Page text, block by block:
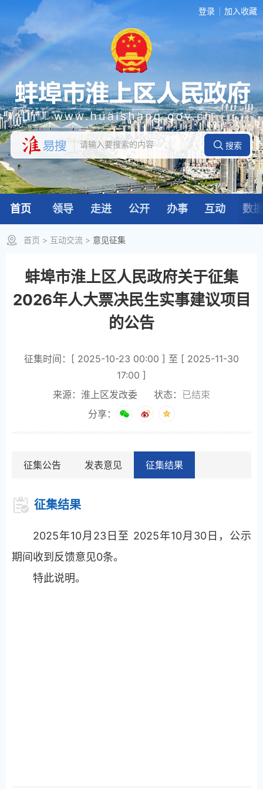
登录 加入收藏
首页 领导 走进 公开 办事 互动 数
首页 > 互动交流 > 意见征集
蚌埠市淮上区人民政府关于征集
2026年人大票决民生实事建议项目
的公告
征集时间：[ 2025-10-23 00:00 ] 至 [ 2025-11-30
17:00 ]
来源：淮上区发改委
状态： 已结束
分享：
征集公告 发表意见 征集结果
征集结果
2025年10月23日至 2025年10月30日，公示
期间收到反馈意见0条。
特此说明。